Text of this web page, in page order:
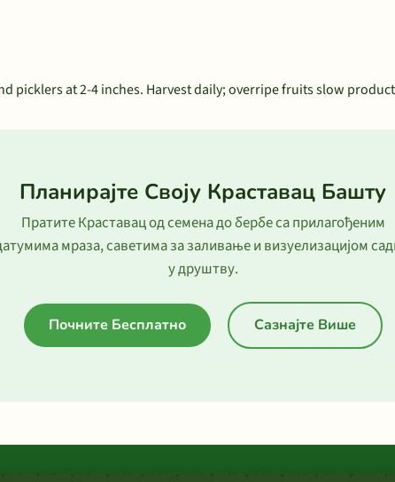
picklers at 2-4 inches. Harvest daily; overripe fruits slow
Планирајте Своју Краставац Башту
Пратите Краставац од семена до бербе са прилагођеним
мраза, саветима за заливање и визуелизацијом
у друштву.
Почните Бесплатно Сазнајте Више